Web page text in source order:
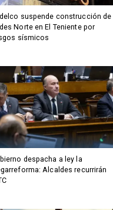
suspende construcción de
Norte en El Teniente por
sísmicos
despacha a ley la
Alcaldes recurrirán